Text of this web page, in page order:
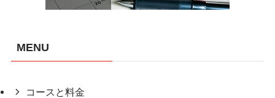
MENU
コースと料金